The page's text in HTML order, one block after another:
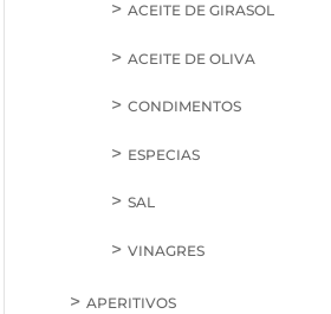
ACEITE DE GIRASOL
ACEITE DE OLIVA
CONDIMENTOS
ESPECIAS
SAL
VINAGRES
APERITIVOS